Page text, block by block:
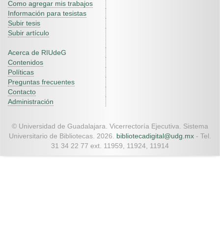
Como agregar mis trabajos
Información para tesistas
Subir tesis
Subir artículo
Acerca de RIUdeG
Contenidos
Políticas
Preguntas frecuentes
Contacto
Administración
© Universidad de Guadalajara. Vicerrectoría Ejecutiva. Sistema
Universitario de Bibliotecas. 2026. bibliotecadigital@udg.mx - Tel.
31 34 22 77 ext. 11959, 11924, 11914